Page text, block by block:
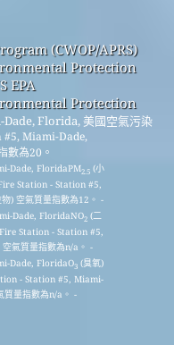
(CWOP/APRS)
Protection
EPA
Protection
Florida, 美國空氣污染
Miami-Dade,
數為20。
Dade, FloridaPM2.5(小
Station - Station #5,
) 空氣質量指數為12。 -
Dade, FloridaNO2(二
Station - Station #5,
空氣質量指數為n/a。 -
Dade, FloridaO3 (臭氧)
- Station #5, Miami-
質量指數為n/a。 -